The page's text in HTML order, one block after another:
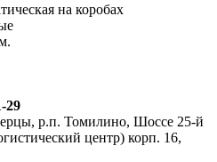
на коробах
29
р.п. Томилино, Шоссе 25-й
центр) корп. 16,